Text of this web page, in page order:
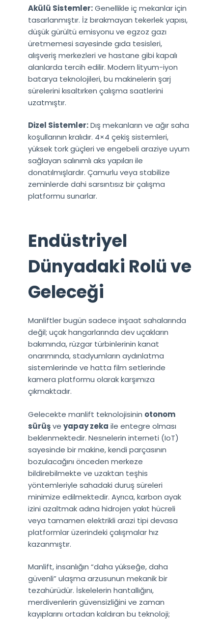
Akülü Sistemler:Genellikle iç mekanlar için
tasarlanmıştır. İz bırakmayan tekerlek yapısı,
düşük gürültü emisyonu ve egzoz gazı
üretmemesi sayesinde gıda tesisleri,
alışveriş merkezleri ve hastane gibi kapalı
alanlarda tercih edilir. Modern lityum-iyon
batarya teknolojileri, bu makinelerin şarj
sürelerini kısaltırken çalışma saatlerini
uzatmıştır.
Dizel Sistemler:Dış mekanların ve ağır saha
koşullarının kralıdır. 4×4 çekiş sistemleri,
yüksek tork güçleri ve engebeli araziye uyum
sağlayan salınımlı aks yapıları ile
donatılmışlardır. Çamurlu veya stabilize
zeminlerde dahi sarsıntısız bir çalışma
platformu sunarlar.
Endüstriyel
Dünyadaki Rolü ve
Geleceği
Manliftler bugün sadece inşaat sahalarında
değil; uçak hangarlarında dev uçakların
bakımında, rüzgar türbinlerinin kanat
onarımında, stadyumların aydınlatma
sistemlerinde ve hatta film setlerinde
kamera platformu olarak karşımıza
çıkmaktadır.
Gelecekte manlift teknolojisinin otonom
sürüşve yapay zeka ile entegre olması
beklenmektedir. Nesnelerin interneti (IoT)
sayesinde bir makine, kendi parçasının
bozulacağını önceden merkeze
bildirebilmekte ve uzaktan teşhis
yöntemleriyle sahadaki duruş süreleri
minimize edilmektedir. Ayrıca, karbon ayak
izini azaltmak adına hidrojen yakıt hücreli
veya tamamen elektrikli arazi tipi devasa
platformlar üzerindeki çalışmalar hız
kazanmıştır.
Manlift, insanlığın “daha yükseğe, daha
güvenli” ulaşma arzusunun mekanik bir
tezahürüdür. İskelelerin hantallığını,
merdivenlerin güvensizliğini ve zaman
kayıplarını ortadan kaldıran bu teknoloji;